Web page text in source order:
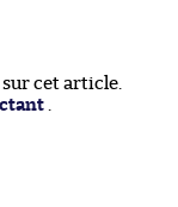
cet article.
.